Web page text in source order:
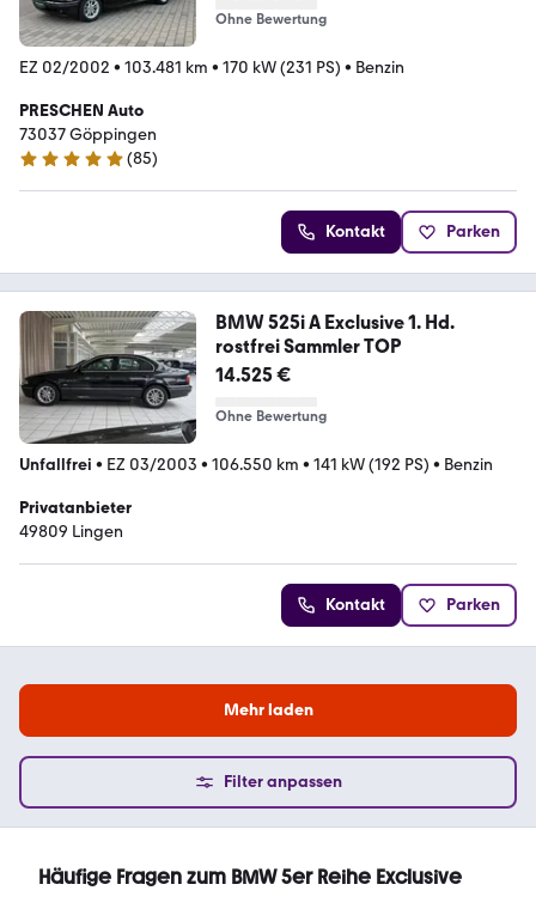
Ohne Bewertung
EZ 02/2002 • 103.481 km • 170 kW (231 PS) • Benzin
PRESCHEN Auto
73037 Göppingen
4.9 Sterne
(85)
Kontakt Parken
BMW 525i A Exclusive 1. Hd.
rostfrei Sammler TOP
14.525 €
Ohne Bewertung
Unfallfrei • EZ 03/2003 • 106.550 km • 141 kW (192 PS) • Benzin
Privatanbieter
49809 Lingen
Kontakt Parken
Mehr laden
Filter anpassen
Häufige Fragen zum BMW 5er Reihe Exclusive